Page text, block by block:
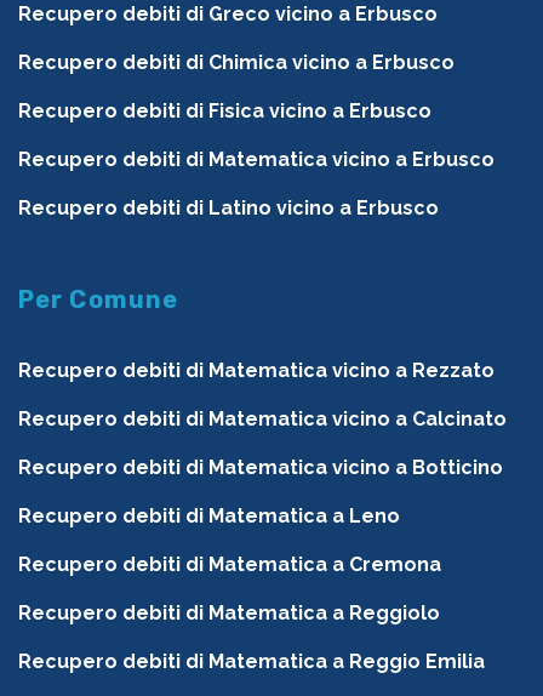
Recupero debiti di Greco vicino a Erbusco
Recupero debiti di Chimica vicino a Erbusco
Recupero debiti di Fisica vicino a Erbusco
Recupero debiti di Matematica vicino a Erbusco
Recupero debiti di Latino vicino a Erbusco
Per Comune
Recupero debiti di Matematica vicino a Rezzato
Recupero debiti di Matematica vicino a Calcinato
Recupero debiti di Matematica vicino a Botticino
Recupero debiti di Matematica a Leno
Recupero debiti di Matematica a Cremona
Recupero debiti di Matematica a Reggiolo
Recupero debiti di Matematica a Reggio Emilia